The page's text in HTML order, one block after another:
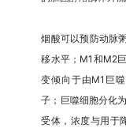
烟酸可以预防动脉
移水平；M1和M2
变倾向于由M1巨
子；巨噬细胞分化
受体，浓度与用于